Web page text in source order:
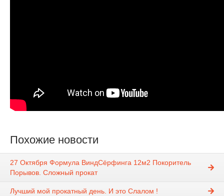
Похожие новости
27 Октября Формула ВиндСёрфинга 12м2 Покоритель
Порывов. Сложный прокат
Лучший мой прокатный день. И это Слалом !